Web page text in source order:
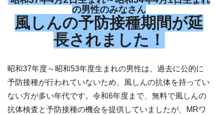
の男性のみなさん
風しんの予防接種期間が延
長されました！
昭和37年度～昭和53年度生まれの男性は、過去に公的に
予防接種が行われていないため、風しんの抗体を持ってい
ない方が多い年代です。令和6年度まで、無料で風しんの
抗体検査と予防接種の機会を提供していましたが、MRワ